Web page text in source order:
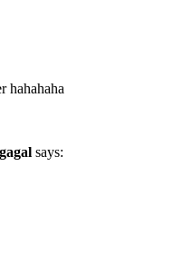
hahahaha
says: